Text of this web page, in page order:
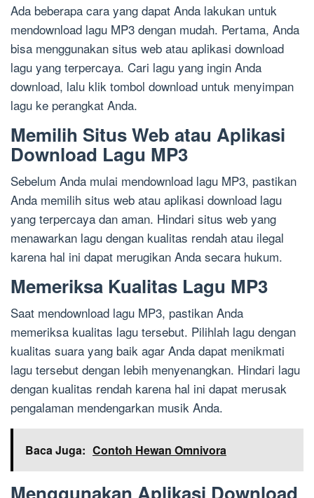
Ada beberapa cara yang dapat Anda lakukan untuk
mendownload lagu MP3 dengan mudah. Pertama, Anda
bisa menggunakan situs web atau aplikasi download
lagu yang terpercaya. Cari lagu yang ingin Anda
download, lalu klik tombol download untuk menyimpan
lagu ke perangkat Anda.
Memilih Situs Web atau Aplikasi
Download Lagu MP3
Sebelum Anda mulai mendownload lagu MP3, pastikan
Anda memilih situs web atau aplikasi download lagu
yang terpercaya dan aman. Hindari situs web yang
menawarkan lagu dengan kualitas rendah atau ilegal
karena hal ini dapat merugikan Anda secara hukum.
Memeriksa Kualitas Lagu MP3
Saat mendownload lagu MP3, pastikan Anda
memeriksa kualitas lagu tersebut. Pilihlah lagu dengan
kualitas suara yang baik agar Anda dapat menikmati
lagu tersebut dengan lebih menyenangkan. Hindari lagu
dengan kualitas rendah karena hal ini dapat merusak
pengalaman mendengarkan musik Anda.
Baca Juga: Contoh Hewan Omnivora
Menggunakan Aplikasi Download